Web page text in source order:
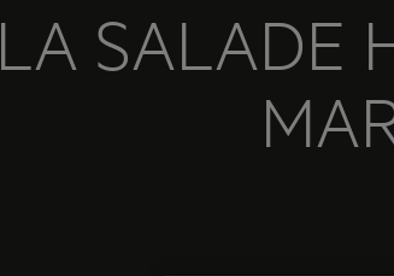
LA SALADE